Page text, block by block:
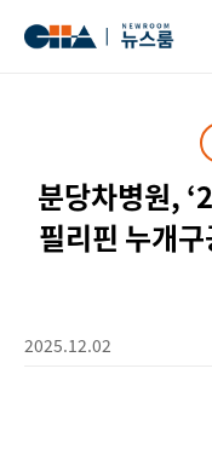
분당차병원,
필리핀 누개
2025.12.02